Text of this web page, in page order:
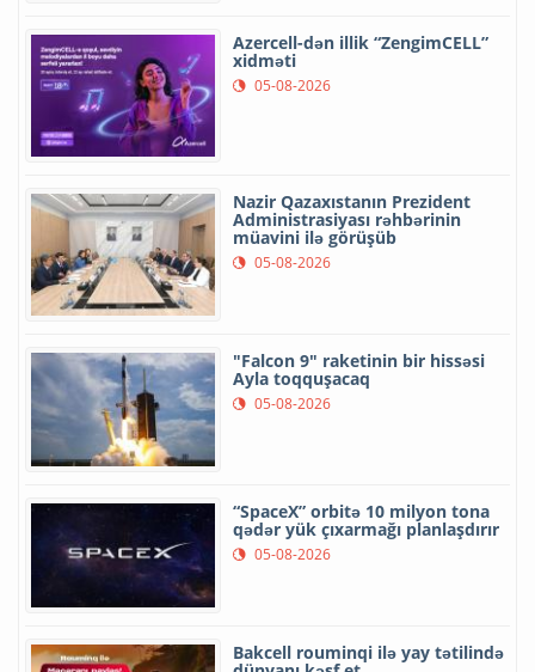
Azercell-dən illik “ZengimCELL”
xidməti
05-08-2026
Nazir Qazaxıstanın Prezident
Administrasiyası rəhbərinin
müavini ilə görüşüb
05-08-2026
"Falcon 9" raketinin bir hissəsi
Ayla toqquşacaq
05-08-2026
“SpaceX” orbitə 10 milyon tona
qədər yük çıxarmağı planlaşdırır
05-08-2026
Bakcell rouminqi ilə yay tətilində